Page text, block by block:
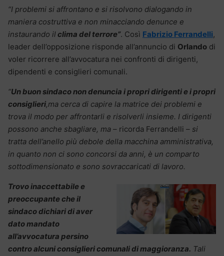
“I problemi si affrontano e si risolvono dialogando in
maniera costruttiva e non minacciando denunce e
instaurando ilclima del terrore”. Così Fabrizio Ferrandelli,
leader dell’opposizione risponde all’annuncio di Orlando di
voler ricorrere all’avvocatura nei confronti di dirigenti,
dipendenti e consiglieri comunali.
“Un buon sindaco non denuncia i propri dirigenti e i propri
consiglieri,ma cerca di capire la matrice dei problemi e
trova il modo per affrontarli e risolverli insieme. I dirigenti
possono anche sbagliare, ma – ricorda Ferrandelli – si
tratta dell’anello più debole della macchina amministrativa,
in quanto non ci sono concorsi da anni, è un comparto
sottodimensionato e sono sovraccaricati di lavoro.
Trovo inaccettabile e
preoccupante che il
sindaco dichiari di aver
dato mandato
all’avvocatura persino
contro alcuni consiglieri comunali di maggioranza. Tali